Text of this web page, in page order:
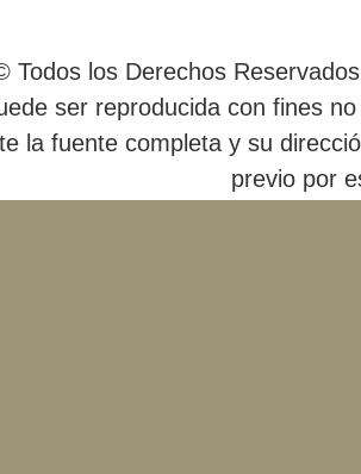
Todos los Derechos
ser reproducida con fines
la fuente completa y su
previo por